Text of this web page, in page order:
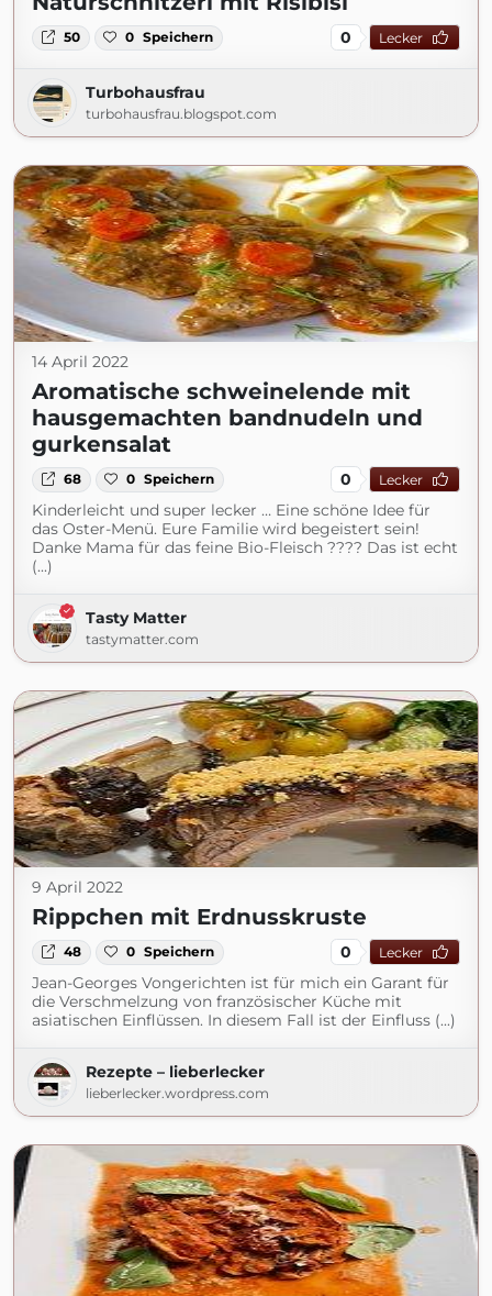
50 0 Speichern 0 Lecker
Turbohausfrau
turbohausfrau.blogspot.com
14 April 2022
Aromatische schweinelende mit
hausgemachten bandnudeln und
gurkensalat
68 0 Speichern 0 Lecker
Kinderleicht und super lecker … Eine schöne Idee für
das Oster-Menü. Eure Familie wird begeistert sein!
Danke Mama für das feine Bio-Fleisch ???? Das ist echt
(...)
Tasty Matter
tastymatter.com
9 April 2022
Rippchen mit Erdnusskruste
48 0 Speichern 0 Lecker
Jean-Georges Vongerichten ist für mich ein Garant für
die Verschmelzung von französischer Küche mit
asiatischen Einflüssen. In diesem Fall ist der Einfluss (...)
Rezepte – lieberlecker
lieberlecker.wordpress.com